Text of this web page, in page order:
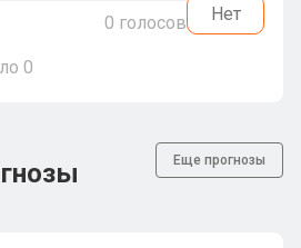
0 голосов Нет
0
Еще прогнозы